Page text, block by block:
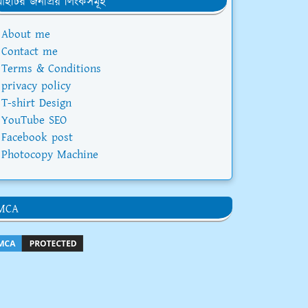
About me
Contact me
Terms & Conditions
privacy policy
T-shirt Design
YouTube SEO
Facebook post
Photocopy Machine